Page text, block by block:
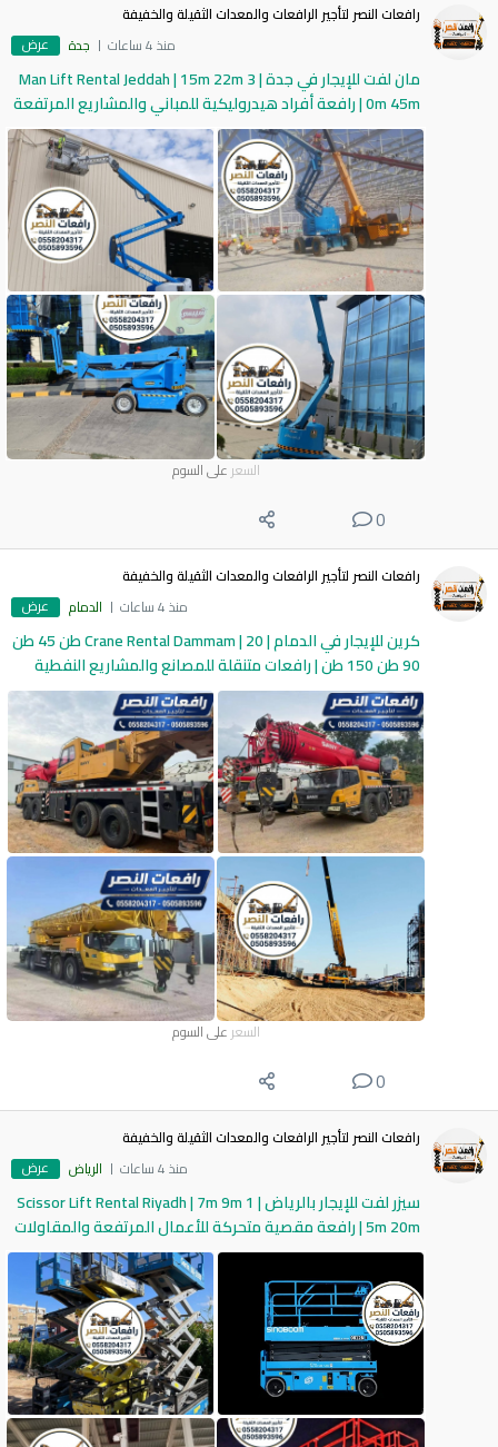
رافعات النصر لتأجير الرافعات والمعدات الثقيلة والخفيفة
منذ 4 ساعات
جدة عرض
مان لفت للإيجار في جدة | Man Lift Rental Jeddah | 15m 22m 3
0m 45m | رافعة أفراد هيدروليكية للمباني والمشاريع المرتفعة
السعر على السوم
0
رافعات النصر لتأجير الرافعات والمعدات الثقيلة والخفيفة
منذ 4 ساعات
الدمام عرض
كرين للإيجار في الدمام | Crane Rental Dammam | 20 طن 45 طن
90 طن 150 طن | رافعات متنقلة للمصانع والمشاريع النفطية
السعر على السوم
0
رافعات النصر لتأجير الرافعات والمعدات الثقيلة والخفيفة
منذ 4 ساعات
الرياض عرض
سيزر لفت للإيجار بالرياض | Scissor Lift Rental Riyadh | 7m 9m 1
5m 20m | رافعة مقصية متحركة للأعمال المرتفعة والمقاولات